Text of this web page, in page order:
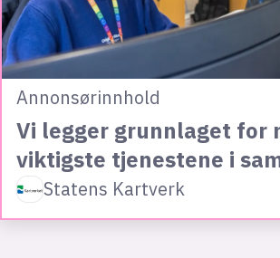
Annonsørinnhold
Vi legger grunnlaget for
viktigste tjenestene i
Statens Kartverk